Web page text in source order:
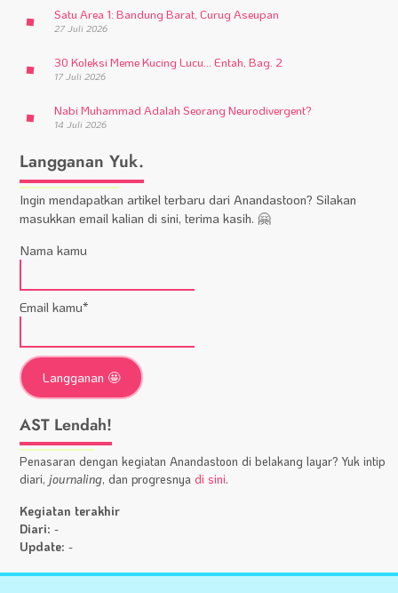
Satu Area 1: Bandung Barat, Curug Aseupan
27 Juli 2026
30 Koleksi Meme Kucing Lucu… Entah, Bag. 2
17 Juli 2026
Nabi Muhammad Adalah Seorang Neurodivergent?
14 Juli 2026
Langganan Yuk.
Ingin mendapatkan artikel terbaru dari Anandastoon? Silakan
masukkan email kalian di sini, terima kasih. 🤗
Nama kamu
Email kamu*
AST Lendah!
Penasaran dengan kegiatan Anandastoon di belakang layar? Yuk intip
diari, journaling, dan progresnyadi sini.
Kegiatan terakhir
Diari:-
Update:-
Statistik